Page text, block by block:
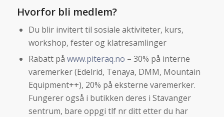
Hvorfor bli medlem?
Du blir invitert til sosiale aktiviteter, kurs,
workshop, fester og klatresamlinger
Rabatt på www.piteraq.no – 30% på interne
varemerker (Edelrid, Tenaya, DMM, Mountain
Equipment++), 20% på eksterne varemerker.
Fungerer også i butikken deres i Stavanger
sentrum, bare oppgi tlf nr ditt etter du har